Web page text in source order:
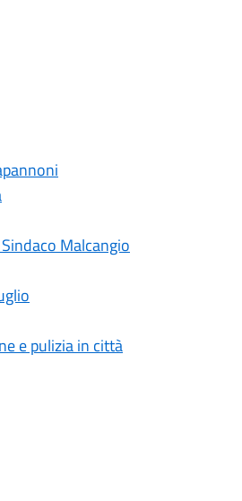
Malcangio
e pulizia in città